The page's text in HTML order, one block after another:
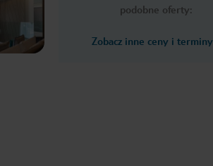
podobne oferty:
Zobacz inne ceny i terminy